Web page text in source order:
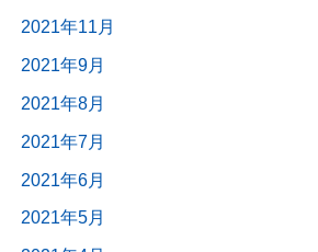
2021年11月
2021年9月
2021年8月
2021年7月
2021年6月
2021年5月